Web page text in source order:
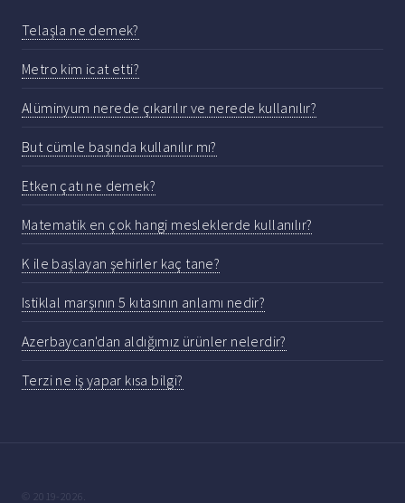
Telaşla ne demek?
Metro kim icat etti?
Alüminyum nerede çıkarılır ve nerede kullanılır?
But cümle başında kullanılır mı?
Etken çatı ne demek?
Matematik en çok hangi mesleklerde kullanılır?
K ile başlayan şehirler kaç tane?
Istiklal marşının 5 kıtasının anlamı nedir?
Azerbaycan'dan aldığımız ürünler nelerdir?
Terzi ne iş yapar kısa bilgi?
© 2019-2026.